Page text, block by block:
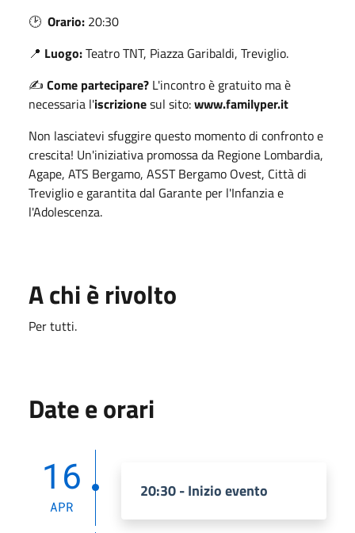
🕑 Orario: 20:30
📍 Luogo:Teatro TNT, Piazza Garibaldi, Treviglio.
✍️ Come partecipare? L'incontro è gratuito ma è
necessaria l'iscrizionesul sito:www.familyper.it
Non lasciatevi sfuggire questo momento di confronto e
crescita! Un'iniziativa promossa da Regione Lombardia,
Agape, ATS Bergamo, ASST Bergamo Ovest, Città di
Treviglio e garantita dal Garante per l'Infanzia e
l'Adolescenza.
A chi è rivolto
Per tutti.
Date e orari
16
APR
20:30 - Inizio evento